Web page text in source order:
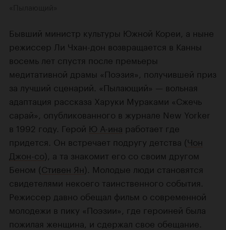
Бывший министр культуры Южной Кореи, а ныне
режиссер Ли Чхан-дон возвращается в Канны
восемь лет спустя после премьеры
медитативной драмы «Поэзия», получившей приз
за лучший сценарий. «Пылающий» — вольная
адаптация рассказа Харуки Мураками «Сжечь
сарай», опубликованного в журнале New Yorker
в 1992 году. Герой Ю А-ина работает где
придется. Он встречает подругу детства (Чон
Джон-со), а та знакомит его со своим другом
Беном (Стивен Ян). Молодые люди становятся
свидетелями некоего таинственного события.
Режиссер давно обещал фильм о современной
молодежи в пику «Поэзии», где героиней была
пожилая женщина, и сдержал свое обещание.